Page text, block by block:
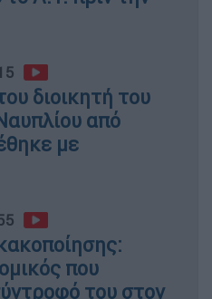
διοικητή του
από
με
που
του στον